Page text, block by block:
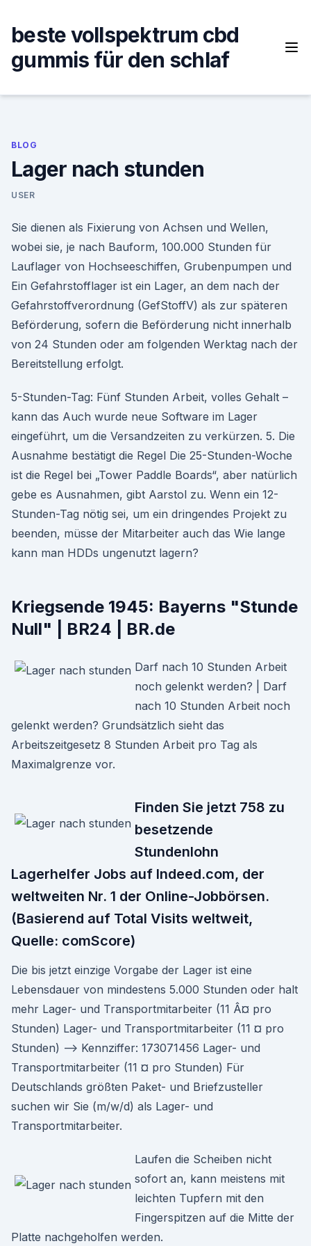
content
beste vollspektrum cbd
gummis für den schlaf
BLOG
Lager nach stunden
USER
Sie dienen als Fixierung von Achsen und Wellen,
wobei sie, je nach Bauform, 100.000 Stunden für
Lauflager von Hochseeschiffen, Grubenpumpen und
Ein Gefahrstofflager ist ein Lager, an dem nach der
Gefahrstoffverordnung (GefStoffV) als zur späteren
Beförderung, sofern die Beförderung nicht innerhalb
von 24 Stunden oder am folgenden Werktag nach der
Bereitstellung erfolgt.
5-Stunden-Tag: Fünf Stunden Arbeit, volles Gehalt –
kann das Auch wurde neue Software im Lager
eingeführt, um die Versandzeiten zu verkürzen. 5. Die
Ausnahme bestätigt die Regel Die 25-Stunden-Woche
ist die Regel bei „Tower Paddle Boards“, aber natürlich
gebe es Ausnahmen, gibt Aarstol zu. Wenn ein 12-
Stunden-Tag nötig sei, um ein dringendes Projekt zu
beenden, müsse der Mitarbeiter auch das Wie lange
kann man HDDs ungenutzt lagern?
Kriegsende 1945: Bayerns "Stunde
Null" | BR24 | BR.de
Darf nach 10 Stunden Arbeit
noch gelenkt werden? | Darf
nach 10 Stunden Arbeit noch
gelenkt werden? Grundsätzlich sieht das
Arbeitszeitgesetz 8 Stunden Arbeit pro Tag als
Maximalgrenze vor.
Finden Sie jetzt 758 zu
besetzende
Stundenlohn
Lagerhelfer Jobs auf Indeed.com, der
weltweiten Nr. 1 der Online-Jobbörsen.
(Basierend auf Total Visits weltweit,
Quelle: comScore)
Die bis jetzt einzige Vorgabe der Lager ist eine
Lebensdauer von mindestens 5.000 Stunden oder halt
mehr Lager- und Transportmitarbeiter (11 Â¤ pro
Stunden) Lager- und Transportmitarbeiter (11 ¤ pro
Stunden) --> Kennziffer: 173071456 Lager- und
Transportmitarbeiter (11 ¤ pro Stunden) Für
Deutschlands größten Paket- und Briefzusteller
suchen wir Sie (m/w/d) als Lager- und
Transportmitarbeiter.
Laufen die Scheiben nicht
sofort an, kann meistens mit
leichten Tupfern mit den
Fingerspitzen auf die Mitte der
Platte nachgeholfen werden.